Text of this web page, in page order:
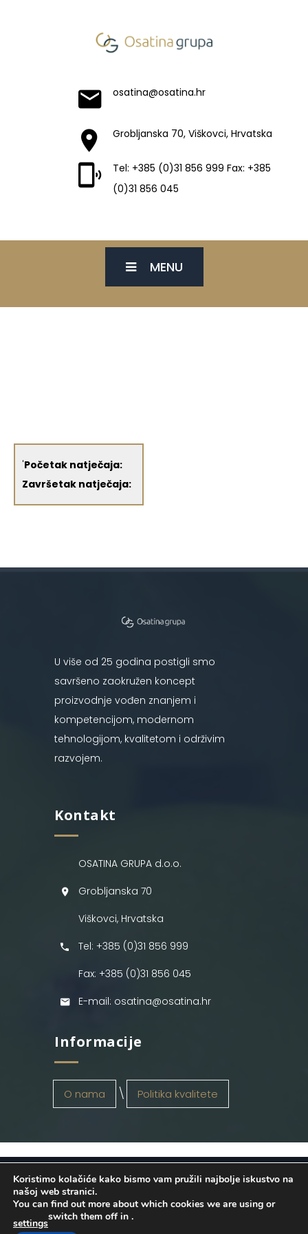
osatina@osatina.hr
Grobljanska 70, Viškovci, Hrvatska
Tel: +385 (0)31 856 999 Fax: +385
(0)31 856 045
MENU
'Početak natječaja:
Završetak natječaja:
U više od 25 godina postigli smo
savršeno zaokružen koncept
proizvodnje vođen znanjem i
kompetencijom, modernom
tehnologijom, kvalitetom i održivim
razvojem.
Kontakt
OSATINA GRUPA d.o.o.
Grobljanska 70
Viškovci, Hrvatska
Tel: +385 (0)31 856 999
Fax: +385 (0)31 856 045
E-mail: osatina@osatina.hr
Informacije
O nama Politika kvalitete
OSATINA GRUPA d.o.o. 2026
. Configured
byINFOS Osijek. Sva prava pridržana.
Koristimo kolačiće kako bismo vam pružili najbolje iskustvo na
našoj web stranici.
You can find out more about which cookies we are using or
switch them off in
settings
.